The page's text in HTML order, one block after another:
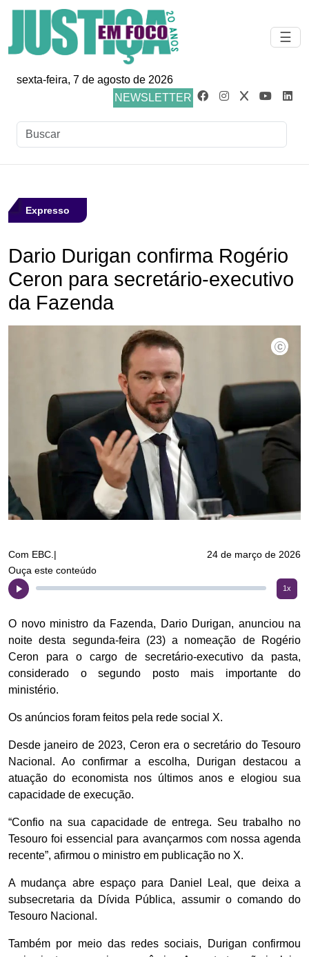
☰
sexta-feira, 7 de agosto de 2026
NEWSLETTER
Expresso
Dario Durigan confirma Rogério
Ceron para secretário-executivo
da Fazenda
Com EBC.|
24 de março de 2026
Ouça este conteúdo
1x
O novo ministro da Fazenda, Dario Durigan, anunciou na
noite desta segunda-feira (23) a nomeação de Rogério
Ceron para o cargo de secretário-executivo da pasta,
considerado o segundo posto mais importante do
ministério.
Os anúncios foram feitos pela rede social X.
Desde janeiro de 2023, Ceron era o secretário do Tesouro
Nacional. Ao confirmar a escolha, Durigan destacou a
atuação do economista nos últimos anos e elogiou sua
capacidade de execução.
“Confio na sua capacidade de entrega. Seu trabalho no
Tesouro foi essencial para avançarmos com nossa agenda
recente”, afirmou o ministro em publicação no X.
A mudança abre espaço para Daniel Leal, que deixa a
subsecretaria da Dívida Pública, assumir o comando do
Tesouro Nacional.
Também por meio das redes sociais, Durigan confirmou